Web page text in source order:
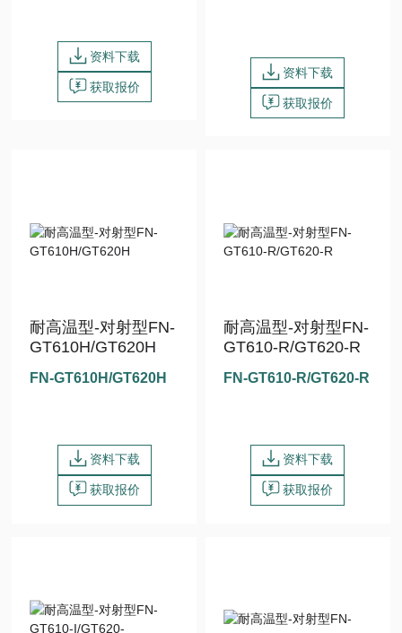
资料下载
获取报价
资料下载
获取报价
耐高温型-对射型FN-
GT610H/GT620H
FN-GT610H/GT620H
资料下载
获取报价
耐高温型-对射型FN-
GT610-R/GT620-R
FN-GT610-R/GT620-R
资料下载
获取报价